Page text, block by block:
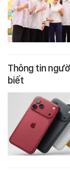
Thông tin
biết